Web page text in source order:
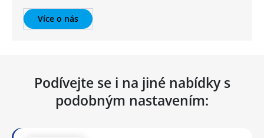
Více o nás
Podívejte se i na jiné nabídky s
podobným nastavením: